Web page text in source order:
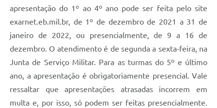
Diário Oficial
Editais
apresentação do 1º ao 4º ano pode ser feita pelo site
exarnet.eb.mil.br, de 1º de dezembro de 2021 a 31 de
janeiro de 2022, ou presencialmente, de 9 a 16 de
dezembro. O atendimento é de segunda a sexta-feira, na
Junta de Serviço Militar. Para as turmas do 5º e último
ano, a apresentação é obrigatoriamente presencial. Vale
ressaltar que apresentações atrasadas incorrem em
multa e, por isso, só podem ser feitas presencialmente.